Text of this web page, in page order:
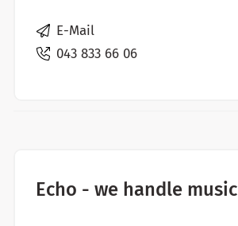
E-Mail
043 833 66 06
Echo - we handle music